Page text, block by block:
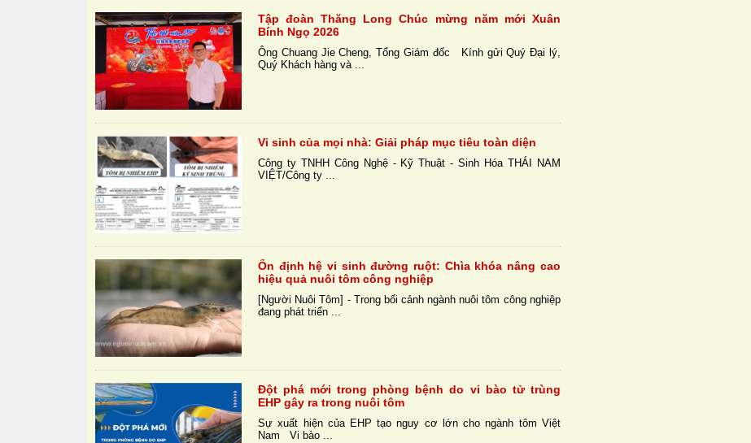
Tập đoàn Thăng Long Chúc mừng năm mới Xuân
Bính Ngọ 2026
Ông Chuang Jie Cheng, Tổng Giám đốc Kính gửi Quý Đại lý,
Quý Khách hàng và ...
Vi sinh của mọi nhà: Giải pháp mục tiêu toàn diện
Công ty TNHH Công Nghệ - Kỹ Thuật - Sinh Hóa THÁI NAM
VIỆT/Công ty ...
Ổn định hệ vi sinh đường ruột: Chìa khóa nâng cao
hiệu quả nuôi tôm công nghiệp
[Người Nuôi Tôm] - Trong bối cảnh ngành nuôi tôm công nghiệp
đang phát triển ...
Đột phá mới trong phòng bệnh do vi bào tử trùng
EHP gây ra trong nuôi tôm
Sự xuất hiện của EHP tạo nguy cơ lớn cho ngành tôm Việt
Nam Vi bào ...